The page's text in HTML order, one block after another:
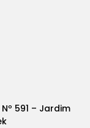
591 – Jardim